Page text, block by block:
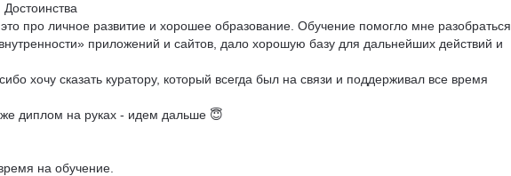
Достоинства
про личное развитие и хорошее образование. Обучение помогло мне разобраться,
приложений и сайтов, дало хорошую базу для дальнейших действий и
хочу сказать куратору, который всегда был на связи и поддерживал все время
диплом на руках - идем дальше 😇
на обучение.